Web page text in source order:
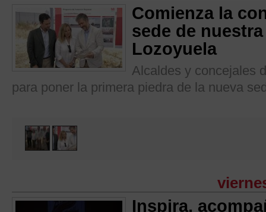
Comienza la
sede de
Lozoyuela
Alcaldes y concejales
para poner la primera piedra de la nueva
Inspira,